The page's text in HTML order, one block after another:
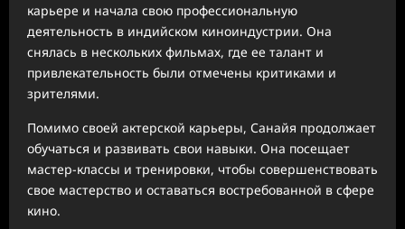
карьере и начала свою профессиональную
деятельность в индийском киноиндустрии. Она
снялась в нескольких фильмах, где ее талант и
привлекательность были отмечены критиками и
зрителями.
Помимо своей актерской карьеры, Санайя продолжает
обучаться и развивать свои навыки. Она посещает
мастер-классы и тренировки, чтобы совершенствовать
свое мастерство и оставаться востребованной в сфере
кино.